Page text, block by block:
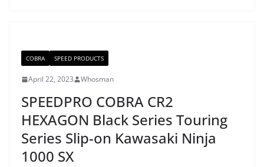
COBRA SPEED PRODUCTS
April 22, 2023 Whosman
SPEEDPRO COBRA CR2
HEXAGON Black Series Touring
Series Slip-on Kawasaki Ninja
1000 SX